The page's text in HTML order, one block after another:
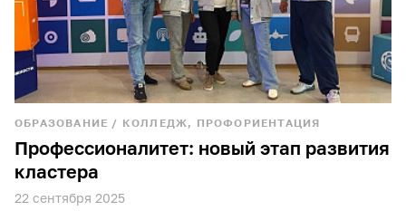
ОБРАЗОВАНИЕ / КОЛЛЕДЖ, ПРОФОРИЕНТАЦИЯ
Профессионалитет: новый этап развития
кластера
22 сентября 2025